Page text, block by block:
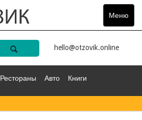
Меню
Toggle
hello@otzovik.online
Рестораны Авто Книги